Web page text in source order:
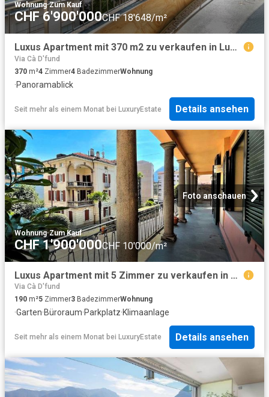
Wohnung·Zum Kauf
CHF 6'900'000CHF 18'648/m²
Luxus Apartment mit 370 m2 zu verkaufen in Lugano, Kanton Tessin
Via Cà D'fund
370 m²4 Zimmer4 BadezimmerWohnung
·Panoramablick
Seit mehr als einem Monat bei LuxuryEstate Details ansehen
Foto anschauen
Wohnung·Zum Kauf
CHF 1'900'000CHF 10'000/m²
Luxus Apartment mit 5 Zimmer zu verkaufen in Lugano, Schweiz
Via Cà D'fund
190 m²5 Zimmer3 BadezimmerWohnung
·Garten·Büroraum·Parkplatz·Klimaanlage
Seit mehr als einem Monat bei LuxuryEstate Details ansehen